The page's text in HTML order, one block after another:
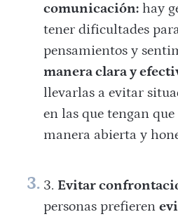
comunicación:hay
tener dificultades
pensamientos y
manera clara y
llevarlas a evitar
en las que tengan
manera abierta y
Evitar
personas prefieren